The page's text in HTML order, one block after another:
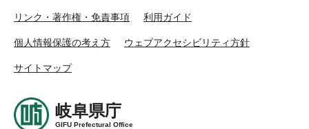
リンク・著作権・免責事項 利用ガイド
個人情報保護の考え方 ウェブアクセシビリティ方針
サイトマップ
岐阜県庁
GIFU Prefectural Office